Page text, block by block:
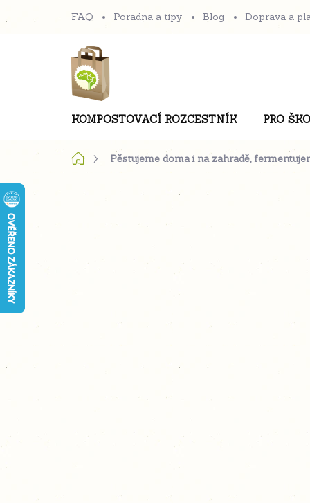
na
FAQ Poradna a tipy Blog Doprava a
KOMPOSTOVACÍ ROZCESTNÍK PRO
DomůPěstujeme doma i na zahradě,